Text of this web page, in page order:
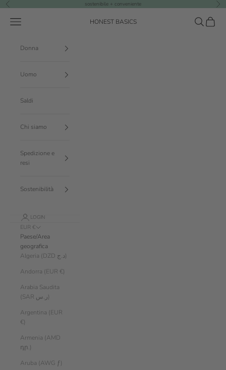
Vai al contenuto
Precedente sostenibile + conveniente
HONEST BASICS
Menù CercaCarrello
Donna
Uomo
Saldi
Chi siamo
Spedizione e
resi
Sostenibilità
LOGIN
EUR €
Paese/Area
geografica
Algeria (DZD د.ج)
Andorra (EUR €)
Arabia Saudita
(SAR ر.س)
Argentina (EUR
€)
Armenia (AMD
դր.)
Aruba (AWG ƒ)